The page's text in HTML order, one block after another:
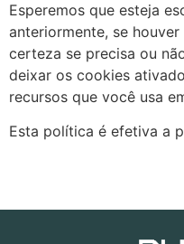
Esperemos que esteja
anteriormente, se
certeza se precisa ou
deixar os cookies
recursos que você usa
Esta política é efetiva a